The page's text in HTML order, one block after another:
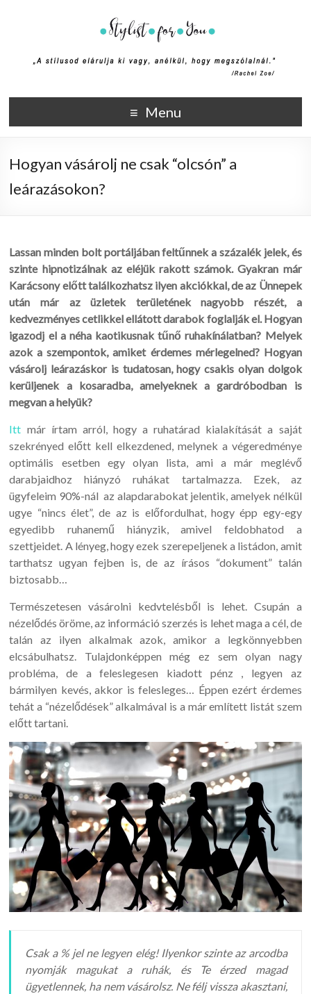
Stylist4U
A stílus az egyik módja annak, hogy elmondd ki vagy, anélkül,
hogy megszólalnál. (Rachel Zoe)
Menu
Hogyan vásárolj ne csak “olcsón” a
leárazásokon?
Lassan minden bolt portáljában feltűnnek a százalék jelek, és
szinte hipnotizálnak az eléjük rakott számok. Gyakran már
Karácsony előtt találkozhatsz ilyen akciókkal, de az Ünnepek
után már az üzletek területének nagyobb részét, a
kedvezményes cetlikkel ellátott darabok foglalják el. Hogyan
igazodj el a néha kaotikusnak tűnő ruhakínálatban? Melyek
azok a szempontok, amiket érdemes mérlegelned? Hogyan
vásárolj leárazáskor is tudatosan, hogy csakis olyan dolgok
kerüljenek a kosaradba, amelyeknek a gardróbodban is
megvan a helyük?
Itt már írtam arról, hogy a ruhatárad kialakítását a saját
szekrényed előtt kell elkezdened, melynek a végeredménye
optimális esetben egy olyan lista, ami a már meglévő
darabjaidhoz hiányzó ruhákat tartalmazza. Ezek, az
ügyfeleim 90%-nál az alapdarabokat jelentik, amelyek nélkül
ugye “nincs élet”, de az is előfordulhat, hogy épp egy-egy
egyedibb ruhanemű hiányzik, amivel feldobhatod a
szettjeidet. A lényeg, hogy ezek szerepeljenek a listádon, amit
tarthatsz ugyan fejben is, de az írásos “dokument” talán
biztosabb…
Természetesen vásárolni kedvtelésből is lehet. Csupán a
nézelődés öröme, az információ szerzés is lehet maga a cél, de
talán az ilyen alkalmak azok, amikor a legkönnyebben
elcsábulhatsz. Tulajdonképpen még ez sem olyan nagy
probléma, de a feleslegesen kiadott pénz , legyen az
bármilyen kevés, akkor is felesleges… Éppen ezért érdemes
tehát a “nézelődések” alkalmával is a már említett listát szem
előtt tartani.
Csak a % jel ne legyen elég! Ilyenkor szinte az arcodba
nyomják magukat a ruhák, és Te érzed magad
ügyetlennek, ha nem vásárolsz. Ne félj vissza akasztani,